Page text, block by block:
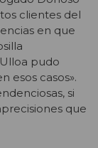
clientes del
en que
pudo
esos casos».
si
que